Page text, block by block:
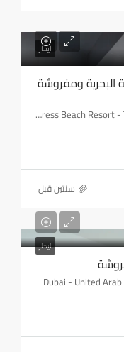
ايجار
البحرية ومفروشة
Address Beach Resort - The Walk - Dubai - United Arab Emirates
‏سنتين قبل
ايجار